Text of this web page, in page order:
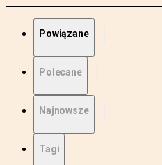
Powiązane
Polecane
Najnowsze
Tagi